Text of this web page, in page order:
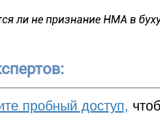
ли не признание НМА в
пробный доступ,